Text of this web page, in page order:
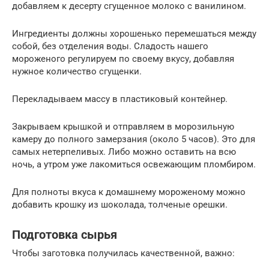
добавляем к десерту сгущенное молоко с ванилином.
Ингредиенты должны хорошенько перемешаться между
собой, без отделения воды. Сладость нашего
мороженого регулируем по своему вкусу, добавляя
нужное количество сгущенки.
Перекладываем массу в пластиковый контейнер.
Закрываем крышкой и отправляем в морозильную
камеру до полного замерзания (около 5 часов). Это для
самых нетерпеливых. Либо можно оставить на всю
ночь, а утром уже лакомиться освежающим пломбиром.
Для полноты вкуса к домашнему мороженому можно
добавить крошку из шоколада, толченые орешки.
Подготовка сырья
Чтобы заготовка получилась качественной, важно: